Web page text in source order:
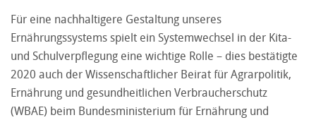
Für eine nachhaltigere Gestaltung unseres
Ernährungssystems spielt ein Systemwechsel in der Kita-
und Schulverpflegung eine wichtige Rolle – dies bestätigte
2020 auch der Wissenschaftlicher Beirat für Agrarpolitik,
Ernährung und gesundheitlichen Verbraucherschutz
(WBAE) beim Bundesministerium für Ernährung und